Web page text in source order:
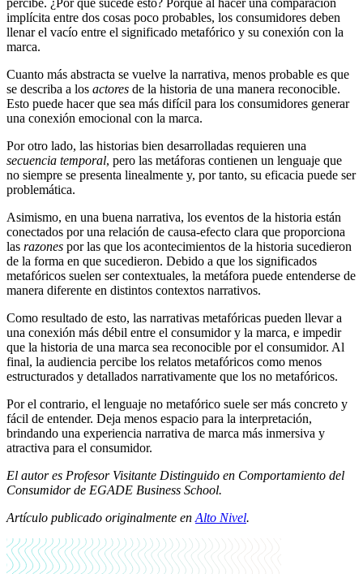
percibe. ¿Por qué sucede esto? Porque al hacer una comparación
implícita entre dos cosas poco probables, los consumidores deben
llenar el vacío entre el significado metafórico y su conexión con la
marca.
Cuanto más abstracta se vuelve la narrativa, menos probable es que
se describa a los actores de la historia de una manera reconocible.
Esto puede hacer que sea más difícil para los consumidores generar
una conexión emocional con la marca.
Por otro lado, las historias bien desarrolladas requieren una
secuencia temporal, pero las metáforas contienen un lenguaje que
no siempre se presenta linealmente y, por tanto, su eficacia puede ser
problemática.
Asimismo, en una buena narrativa, los eventos de la historia están
conectados por una relación de causa-efecto clara que proporciona
las razones por las que los acontecimientos de la historia sucedieron
de la forma en que sucedieron. Debido a que los significados
metafóricos suelen ser contextuales, la metáfora puede entenderse de
manera diferente en distintos contextos narrativos.
Como resultado de esto, las narrativas metafóricas pueden llevar a
una conexión más débil entre el consumidor y la marca, e impedir
que la historia de una marca sea reconocible por el consumidor. Al
final, la audiencia percibe los relatos metafóricos como menos
estructurados y detallados narrativamente que los no metafóricos.
Por el contrario, el lenguaje no metafórico suele ser más concreto y
fácil de entender. Deja menos espacio para la interpretación,
brindando una experiencia narrativa de marca más inmersiva y
atractiva para el consumidor.
El autor es Profesor Visitante Distinguido en Comportamiento del
Consumidor de EGADE Business School.
Artículo publicado originalmente enAlto Nivel.